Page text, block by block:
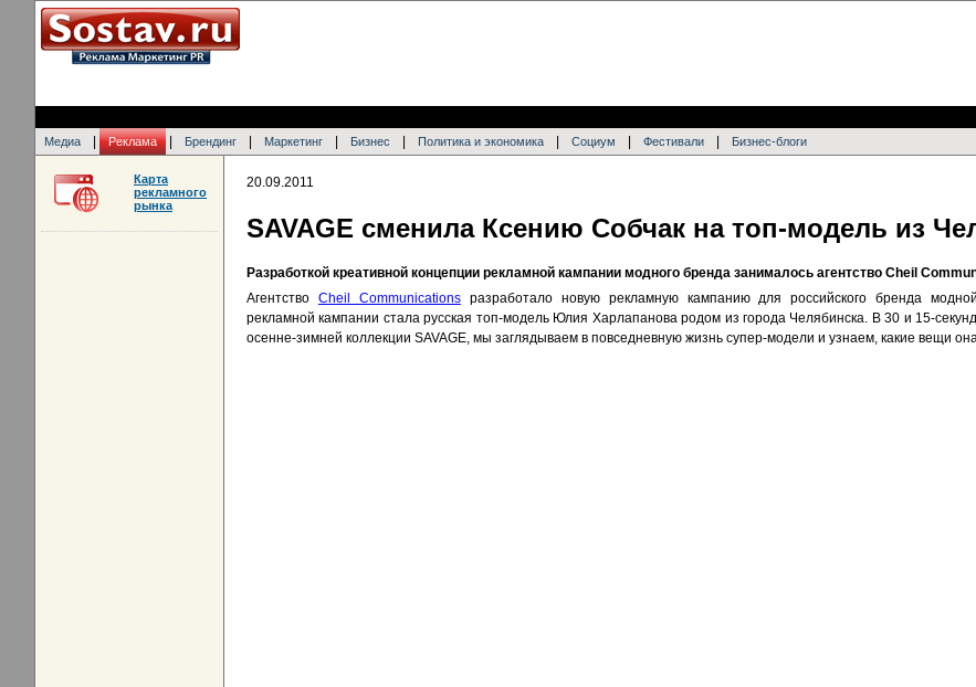
Медиа Реклама Брендинг Маркетинг Бизнес Политика и экономика Социум Фестивали Бизнес-блоги
20.09.2011
SAVAGE сменила Ксению Собчак на топ-модель из
Разработкой креативной концепции рекламной кампании модного бренда занималось агентство Cheil
Агентство Cheil Communicationsразработало новую рекламную кампанию для российского бренда
рекламной кампании стала русская топ-модель Юлия Харлапанова родом из города Челябинска. В 30 и 15-
осенне-зимней коллекции SAVAGE, мы заглядываем в повседневную жизнь супер-модели и узнаем, какие вещи
Карта
рекламного
рынка